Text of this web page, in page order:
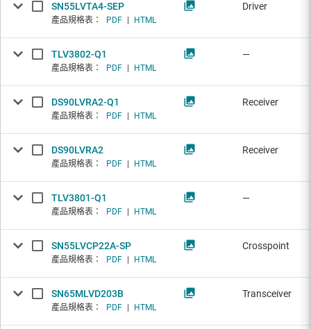
SN55LVTA4-SEP
產品規格表： PDF HTML
Driver
TLV3802-Q1
產品規格表： PDF HTML
—
DS90LVRA2-Q1
產品規格表： PDF HTML
Receiver
DS90LVRA2
產品規格表： PDF HTML
Receiver
TLV3801-Q1
產品規格表： PDF HTML
—
SN55LVCP22A-SP
產品規格表： PDF HTML
Crosspoint
SN65MLVD203B
產品規格表： PDF HTML
Transceiver